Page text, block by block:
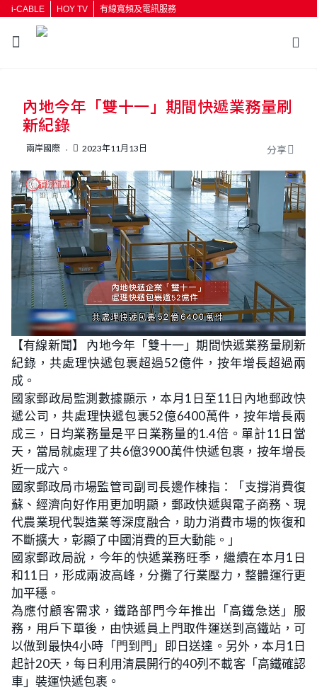
i-CABLE HOY TV 有線寬頻及電訊服務
按輸入鍵開始搜尋
內地今年「雙十一」期間快遞業務量刷
新紀錄
兩岸國際 2023年11月13日 分享
U
n
m
t
e
L
o
a
d
e
d
1
.
0
3
%
【有線新聞】 內地今年「雙十一」期間快遞業務量刷新
紀錄，共處理快遞包裹超過52億件，按年增長超過兩
成。
國家郵政局監測數據顯示，本月1日至11日內地郵政快
遞公司，共處理快遞包裹52億6400萬件，按年增長兩
成三，日均業務量是平日業務量的1.4倍。單計11日當
天，當局就處理了共6億3900萬件快遞包裹，按年增長
近一成六。
國家郵政局市場監管司副司長邊作棟指：「支撐消費復
蘇、經濟向好作用更加明顯，郵政快遞與電子商務、現
代農業現代製造業等深度融合，助力消費市場的恢復和
不斷擴大，彰顯了中國消費的巨大動能。」
國家郵政局說，今年的快遞業務旺季，繼續在本月1日
和11日，形成兩波高峰，分攤了行業壓力，整體運行更
加平穩。
為應付顧客需求，鐵路部門今年推出「高鐵急送」服
務，用戶下單後，由快遞員上門取件運送到高鐵站，可
以做到最快4小時「門到門」即日送達。另外，本月1日
起計20天，每日利用清晨開行的40列不載客「高鐵確認
車」裝運快遞包裹。